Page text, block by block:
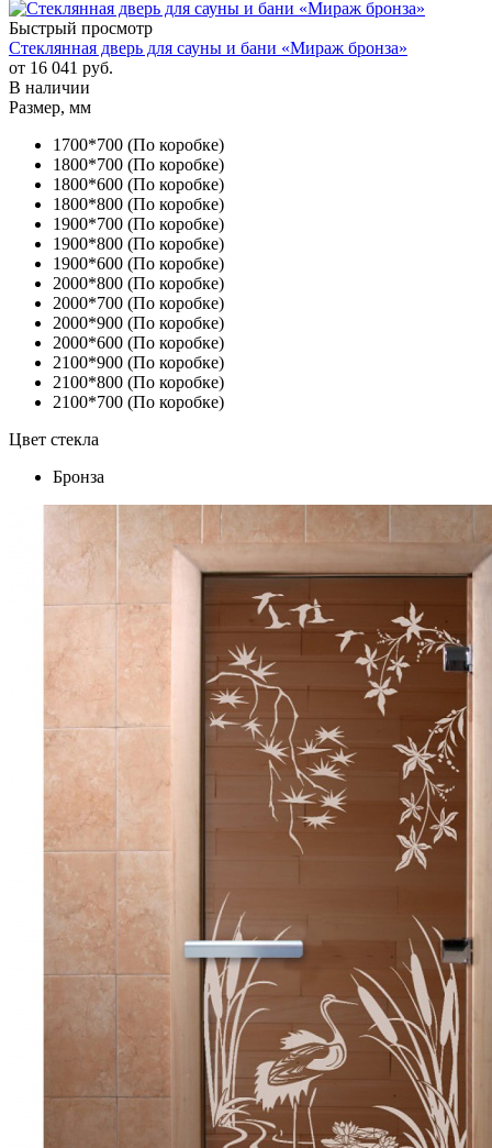
Быстрый просмотр
Стеклянная дверь для сауны и бани «Мираж бронза»
от 16 041 руб.
В наличии
Размер, мм
1700*700 (По коробке)
1800*700 (По коробке)
1800*600 (По коробке)
1800*800 (По коробке)
1900*700 (По коробке)
1900*800 (По коробке)
1900*600 (По коробке)
2000*800 (По коробке)
2000*700 (По коробке)
2000*900 (По коробке)
2000*600 (По коробке)
2100*900 (По коробке)
2100*800 (По коробке)
2100*700 (По коробке)
Цвет стекла
Бронза